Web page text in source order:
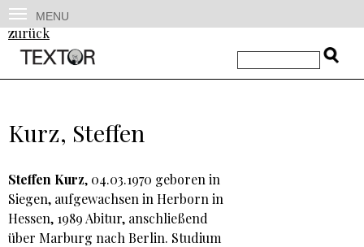
MENU
zurück
Kurz, Steffen
Steffen Kurz, 04.03.1970 geboren in
Siegen, aufgewachsen in Herborn in
Hessen, 1989 Abitur, anschließend
über Marburg nach Berlin. Studium